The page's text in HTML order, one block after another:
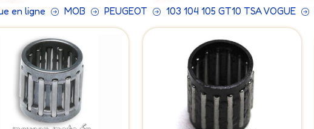
en ligne MOB PEUGEOT 103 104 105 GT10 TSA VOGUE